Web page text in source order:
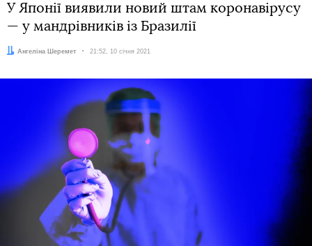
У Японії виявили новий штам коронавірусу
— у мандрівників із Бразилії
Автор:
Ангеліна Шеремет Дата:
21:52, 10 січня 2021